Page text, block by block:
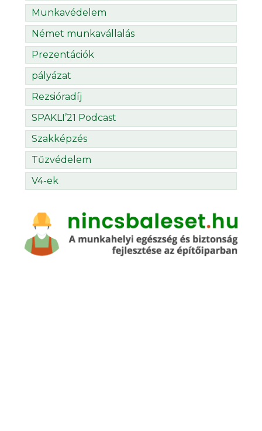
Munkavédelem
Német munkavállalás
Prezentációk
pályázat
Rezsióradíj
SPAKLI’21 Podcast
Szakképzés
Tűzvédelem
V4-ek